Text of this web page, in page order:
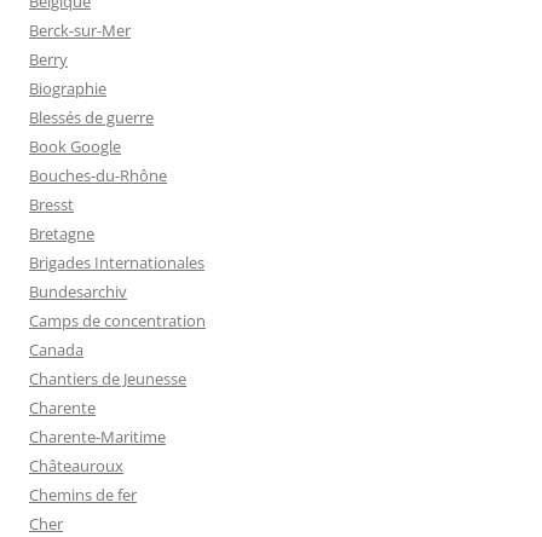
Berck-sur-Mer
Berry
Biographie
Blessés de guerre
Book Google
Bouches-du-Rhône
Bresst
Bretagne
Brigades Internationales
Bundesarchiv
Camps de concentration
Canada
Chantiers de Jeunesse
Charente
Charente-Maritime
Châteauroux
Chemins de fer
Cher